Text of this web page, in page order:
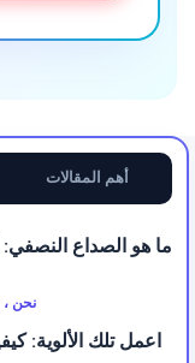
أهم المقالات
ما هو الصداع النصفي:
Swathi Handoo (خبير صحي) ، نحن
اعمل تلك الألوية: